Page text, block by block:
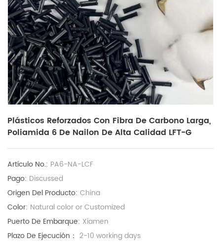
Plásticos Reforzados Con Fibra De Carbono Larga,
Poliamida 6 De Nailon De Alta Calidad LFT-G
Artículo No.: PA6-NA-LCF
Pago: Discussed
Origen Del Producto: China
Color: Natural color or Customized
Puerto De Embarque: Xiamen
Plazo De Ejecución： 2-10 working days